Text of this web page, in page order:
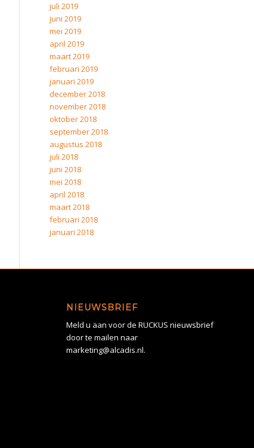
juli 2019
juni 2019
mei 2019
april 2019
maart 2019
februari 2019
januari 2019
december 2018
november 2018
oktober 2018
september 2018
augustus 2018
juli 2018
juni 2018
mei 2018
april 2018
maart 2018
februari 2018
januari 2018
NIEUWSBRIEF
Meld u aan voor de RUCKUS nieuwsbrief
door te mailen naar
marketing@alcadis.nl.